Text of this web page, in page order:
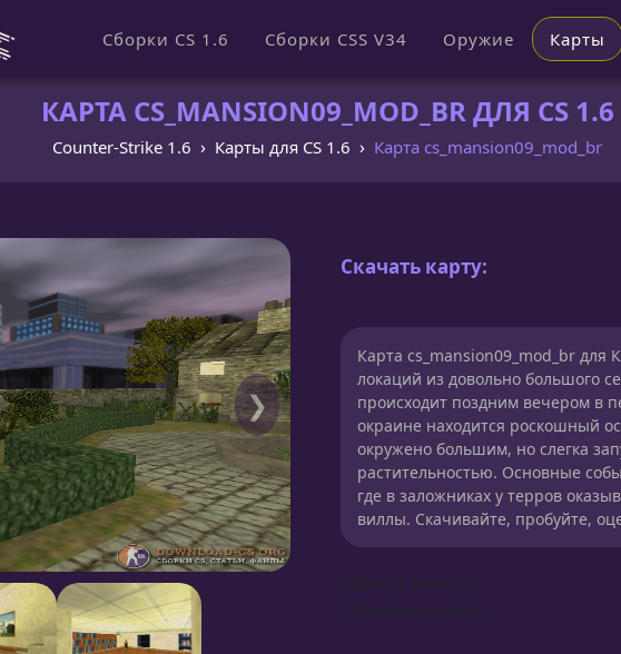
Сборки CS 1.6 Сборки CSS V34 Оружие Карты
КАРТА CS_MANSION09_MOD_BR ДЛЯ CS 1.6
Counter-Strike 1.6 Карты для CS 1.6 Карта cs_mansion09_mod_br
❯
Скачать карту:
Карта cs_mansion09_mod_br для
локаций из довольно большого
происходит поздним вечером в
окраине находится роскошный
окружено большим, но слегка
растительностью. Основные
где в заложниках у терров
виллы. Скачивайте, пробуйте,